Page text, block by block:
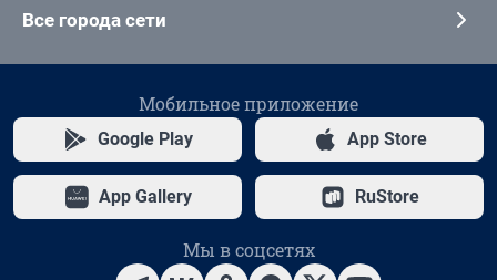
Все города сети
Мобильное приложение
Google Play App Store
App Gallery RuStore
Мы в соцсетях